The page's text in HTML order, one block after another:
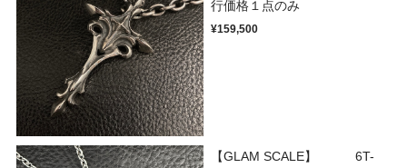
行価格１点のみ
¥159,500
【GLAM SCALE】 6T-